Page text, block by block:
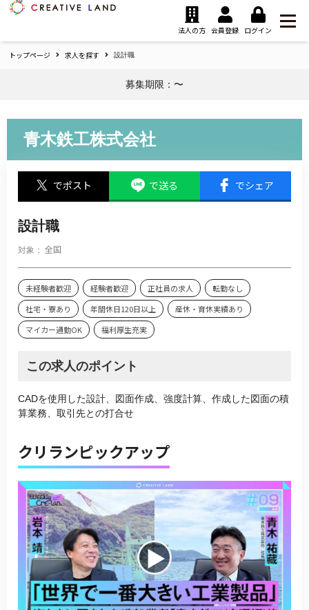
ク
エ
イ
ラ
ホ
ー
法人の方 会員登録 ログイン
トップページ 求人を探す 設計職
募集期限：〜
青木鉄工株式会社
でポスト で送る でシェア
設計職
対象： 全国
未経験者歓迎 経験者歓迎 正社員の求人
転勤なし
社宅・寮あり
年間休日120日以上
産休・育休実績あり
マイカー通勤OK
福利厚生充実
この求人のポイント
CADを使用した設計、図面作成、強度計算、作成した図面の積
算業務、取引先との打合せ
クリランピックアップ